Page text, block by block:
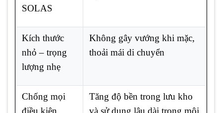
SOLAS
Kích thước
nhỏ – trọng
lượng nhẹ
Không gây vướng khi mặc,
thoải mái di chuyển
Chống mọi
điều kiện
Tăng độ bền trong lưu kho
và sử dụng lâu dài trong môi